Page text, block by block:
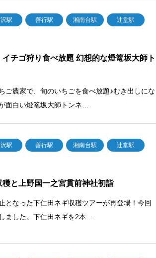
駅 善行駅 湘南台駅 辻堂駅
イチゴ狩り食べ放題 幻想的な燈篭坂大師ト
ご農家で、旬のいちごを食べ放題♪むき出しにな
面白い燈篭坂大師トンネ…
駅 善行駅 湘南台駅 辻堂駅
穫と上野国一之宮貫前神社初詣
となった下仁田ネギ収穫ツアーが再登場！今回
ました。下仁田ネギを2本…